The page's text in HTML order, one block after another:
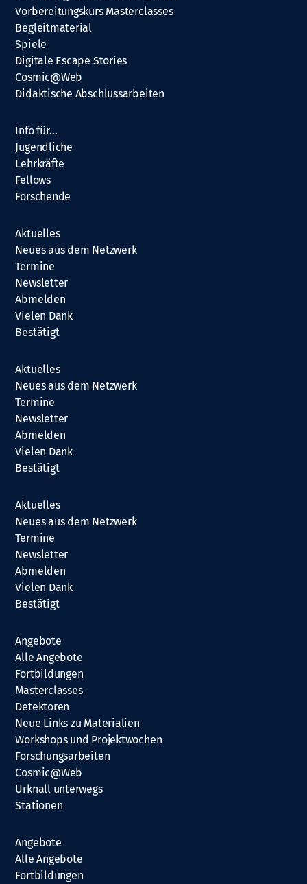
Vorbereitungskurs Masterclasses
Begleitmaterial
Spiele
Digitale Escape Stories
Cosmic@Web
Didaktische Abschlussarbeiten
Info für…
Jugendliche
Lehrkräfte
Fellows
Forschende
Aktuelles
Neues aus dem Netzwerk
Termine
Newsletter
Abmelden
Vielen Dank
Bestätigt
Aktuelles
Neues aus dem Netzwerk
Termine
Newsletter
Abmelden
Vielen Dank
Bestätigt
Aktuelles
Neues aus dem Netzwerk
Termine
Newsletter
Abmelden
Vielen Dank
Bestätigt
Angebote
Alle Angebote
Fortbildungen
Masterclasses
Detektoren
Neue Links zu Materialien
Workshops und Projektwochen
Forschungsarbeiten
Cosmic@Web
Urknall unterwegs
Stationen
Angebote
Alle Angebote
Fortbildungen